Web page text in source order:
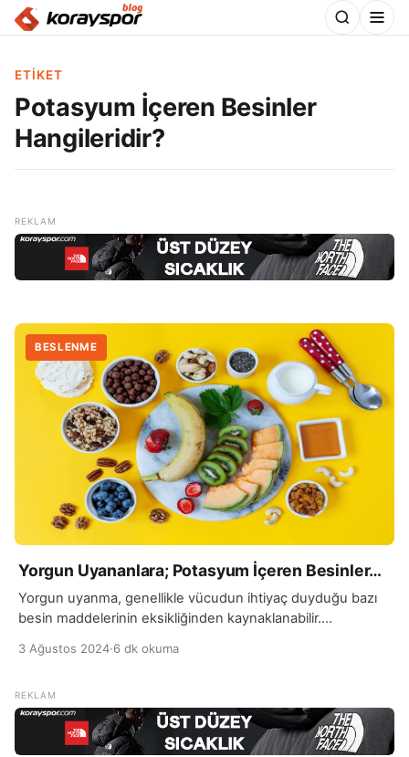
ETIKET
Potasyum İçeren Besinler
Hangileridir?
BESLENME
Yorgun Uyananlara; Potasyum İçeren Besinler…
Yorgun uyanma, genellikle vücudun ihtiyaç duyduğu bazı
besin maddelerinin eksikliğinden kaynaklanabilir.
hissini hafifletmeye yardımcı olabilir. Potasyum, hücrelerin
bir mineraldir. Yeterli potasyum alımı, kas fonksiyonlarını
düzenleyerek yorgunluk ve halsizlik gibi belirtilerin
azalmasına yardımcı olabilir. Bu nedenle, yorgunlukla başa
3 Ağustos 2024·6 dk okuma